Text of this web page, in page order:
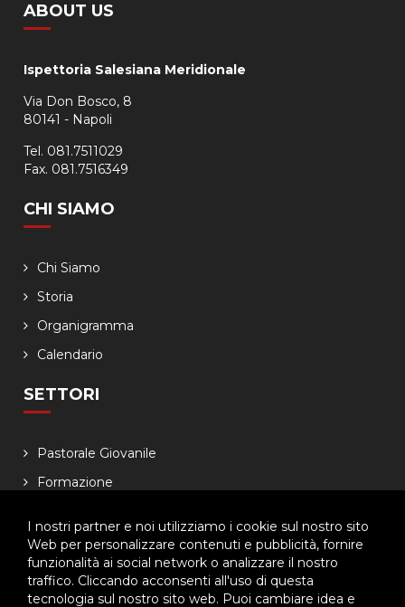
I nostri partner e noi utilizziamo i cookie sul nostro sito
Web per personalizzare contenuti e pubblicità, fornire
funzionalità ai social network o analizzare il nostro
traffico. Cliccando acconsenti all'uso di questa
tecnologia sul nostro sito web. Puoi cambiare idea e
ABOUT US
Ispettoria Salesiana Meridionale
Via Don Bosco, 8
80141 - Napoli
Tel. 081.7511029
Fax. 081.7516349
CHI SIAMO
Chi Siamo
Storia
Organigramma
Calendario
SETTORI
Pastorale Giovanile
Formazione
Economia
NEWSLETTER